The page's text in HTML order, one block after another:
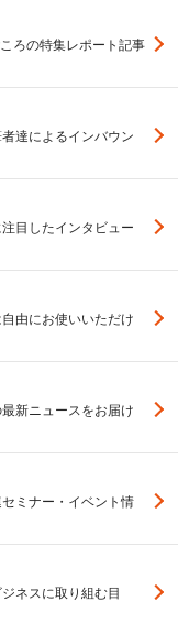
ろの特集レポート記事
達によるインバウン
目したインタビュー
由にお使いいただけ
新ニュースをお届け
ミナー・イベント情
ネスに取り組む目